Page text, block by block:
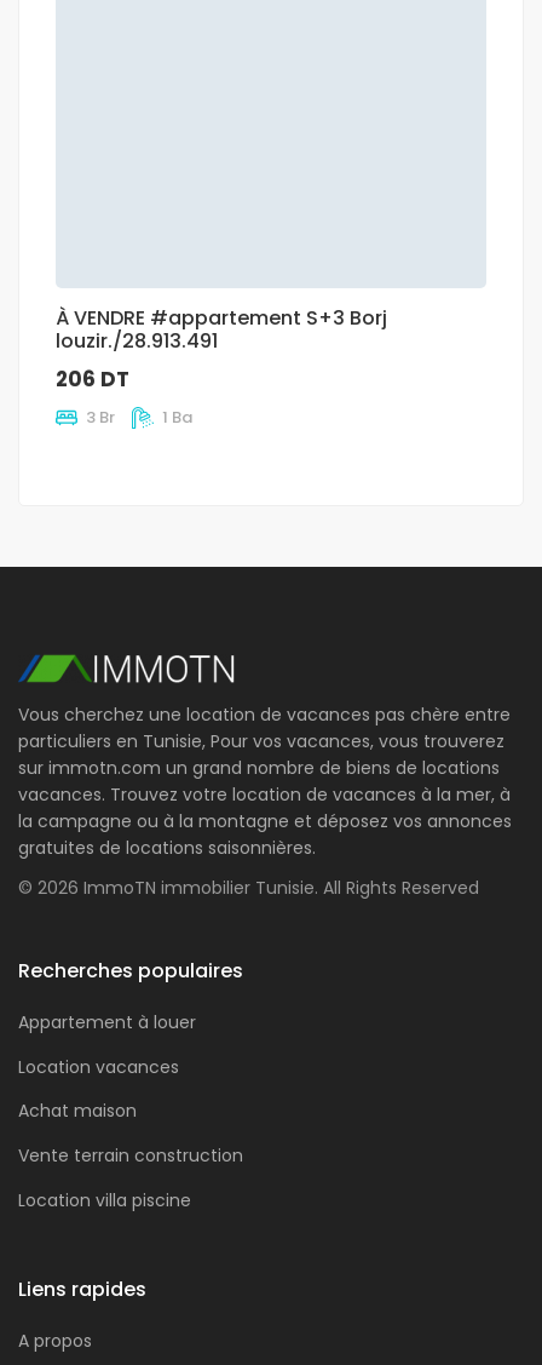
À VENDRE #appartement S+3 Borj
louzir./28.913.491
206 DT
3 Br 1 Ba
Vous cherchez une location de vacances pas chère entre
particuliers en Tunisie, Pour vos vacances, vous trouverez
sur immotn.com un grand nombre de biens de locations
vacances. Trouvez votre location de vacances à la mer, à
la campagne ou à la montagne et déposez vos annonces
gratuites de locations saisonnières.
© 2026 ImmoTN immobilier Tunisie. All Rights Reserved
Recherches populaires
Appartement à louer
Location vacances
Achat maison
Vente terrain construction
Location villa piscine
Liens rapides
A propos